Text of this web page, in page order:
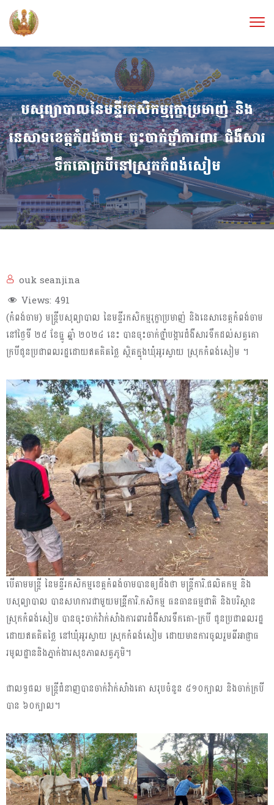
បសុព្យាបាលនៃមន្ទីរកសិកម្មរុក្ខាប្រមាញ់ និង
នេសាទខេត្តកំពង់ចាម ចុះចាក់ថ្នាំការពារ ជំងឺសារ
ទឹកគោក្របីនៅស្រុកកំពង់សៀម
ouk seanjina
Views: 491
(កំពង់ចាម) មន្ត្រីបសុព្យាបាល នៃមន្ទីរកសិកម្មរុក្ខាប្រមាញ់ និងនេសាខេត្តកំពង់ចាម
នៅថ្ងៃទី ២៥ ខែធ្នូ ឆ្នាំ ២០២៤ នេះ បានចុះចាក់ថ្នាំបង្ការជំងឺសារទឹកដល់សត្វគោ
ក្របីជូនប្រជាពលរដ្ឋដោយឥតគិតថ្លៃ ស្ថិតក្នុងឃុំអូរស្វាយ ស្រុកកំពង់សៀម ។
បើតាមមន្ត្រី នៃមន្ទីរកសិកម្មខេត្តកំពង់ចាមបានឲ្យដឹងថា មន្រ្ដីការិ.ផលិតកម្ម និង
បសុព្យាបាល បានសហការជាមួយមន្រី្ដការិ.កសិកម្ម ធនធានធម្មជាតិ និងបរិស្ថាន
ស្រុកកំពង់សៀម បានចុះចាក់វ៉ាក់សាំងការពារជំងឺសារទឹកគោ-ក្របី ជូនប្រជាពលរដ្ឋ
ដោយឥតគិតថ្លៃ នៅឃុំអូរស្វាយ ស្រុកកំពង់សៀម ដោយមានការចូលរួមពីអាជ្ញាធ
រមូលដ្ឋាននិងភ្នាក់ងារសុខភាពសត្វភូមិ។
ជាលទ្ធផល មន្ត្រីជំនាញបានចាក់វ៉ាក់សាំងគោ សរុបចំនួន ៥១០ក្បាល និងចាក់ក្របី
បាន ៦០ក្បាល។